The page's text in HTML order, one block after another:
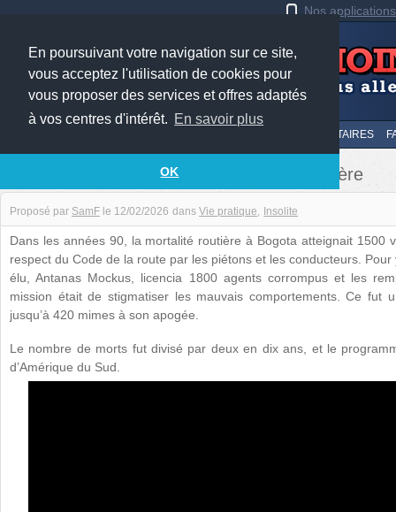
En poursuivant votre navigation sur ce site,
vous acceptez l'utilisation de cookies pour
vous proposer des services et offres adaptés
à vos centres d'intérêt. En savoir plus
OK
Nos
SUIVI DES COMMENTAIRES
Des mimes pour diminuer la mortalité routière
Proposé par SamF le 12/02/2026 dans Vie pratique Insolite
Dans les années 90, la mortalité routière à Bogota atteignait 1500
respect du Code de la route par les piétons et les conducteurs.
élu, Antanas Mockus, licencia 1800 agents corrompus et les
mission était de stigmatiser les mauvais comportements. Ce fut
jusqu’à 420 mimes à son apogée.
Le nombre de morts fut divisé par deux en dix ans, et le
d’Amérique du Sud.